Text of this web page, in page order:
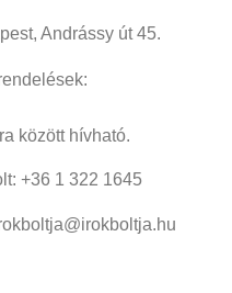
Andrássy út 45.
között hívható.
+36 1 322 1645